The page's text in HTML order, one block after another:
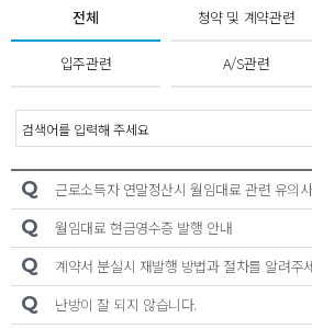
공지사항
리채소식
자주하는 질문
A/S신청
대기자접수
전체 청약 및 계약관련
입주관련 A/S관련
Q 근로소득자 연말정산시 월임대료 관련 유의
Q 월임대료 현금영수증 발행 안내
Q 계약서 분실시 재발행 방법과 절차를 알려주
Q 난방이 잘 되지 않습니다.